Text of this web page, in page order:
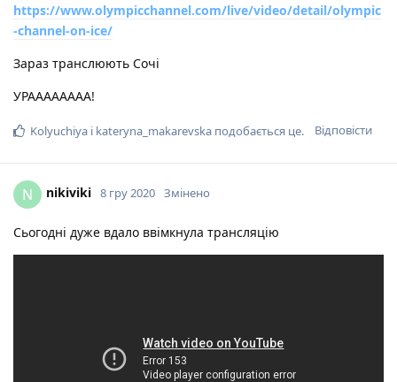
https://www.olympicchannel.com/live/video/detail/olympic
-channel-on-ice/
Зараз транслюють Сочі
УРАААААААА!
Відповісти
Kolyuchiya і kateryna_makarevska подобається це.
N nikiviki 8 гру 2020 Змінено
Сьогодні дуже вдало ввімкнула трансляцію